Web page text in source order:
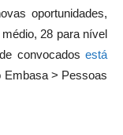
oportunidades,
28 para nível
convocados está
Embasa > Pessoas